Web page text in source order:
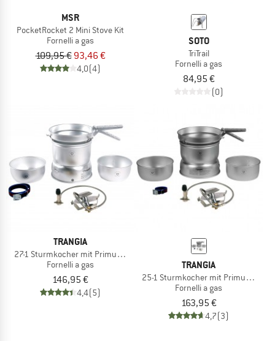
MSR
PocketRocket 2 Mini Stove Kit
Fornelli a gas
109,95 € 93,46 €
4,0(4)
SOTO
TriTrail
Fornelli a gas
84,95 €
(0)
TRANGIA
27-1 Sturmkocher mit Primus Gasbrenner
Fornelli a gas
146,95 €
4,4(5)
TRANGIA
25-1 Sturmkocher mit Primus
Fornelli a gas
163,95 €
4,7(3)